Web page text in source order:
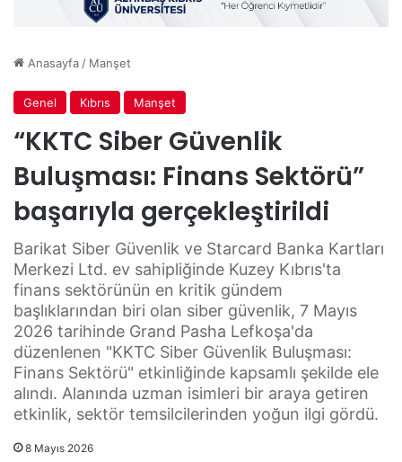
Anasayfa / Manşet
Genel Kıbrıs Manşet
“KKTC Siber Güvenlik
Buluşması: Finans Sektörü”
başarıyla gerçekleştirildi
Barikat Siber Güvenlik ve Starcard Banka Kartları
Merkezi Ltd. ev sahipliğinde Kuzey Kıbrıs'ta
finans sektörünün en kritik gündem
başlıklarından biri olan siber güvenlik, 7 Mayıs
2026 tarihinde Grand Pasha Lefkoşa'da
düzenlenen "KKTC Siber Güvenlik Buluşması:
Finans Sektörü" etkinliğinde kapsamlı şekilde ele
alındı. Alanında uzman isimleri bir araya getiren
etkinlik, sektör temsilcilerinden yoğun ilgi gördü.
8 Mayıs 2026